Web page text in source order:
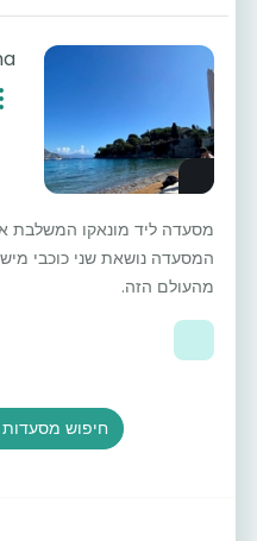
מסעדה ליד מונאקו המשלבת
המסעדה נושאת שני כוכבי
מהעולם הזה.
חיפוש